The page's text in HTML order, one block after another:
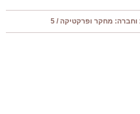
מחקר ופרקטיקה / 5